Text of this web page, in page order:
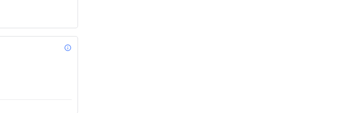
info_outline